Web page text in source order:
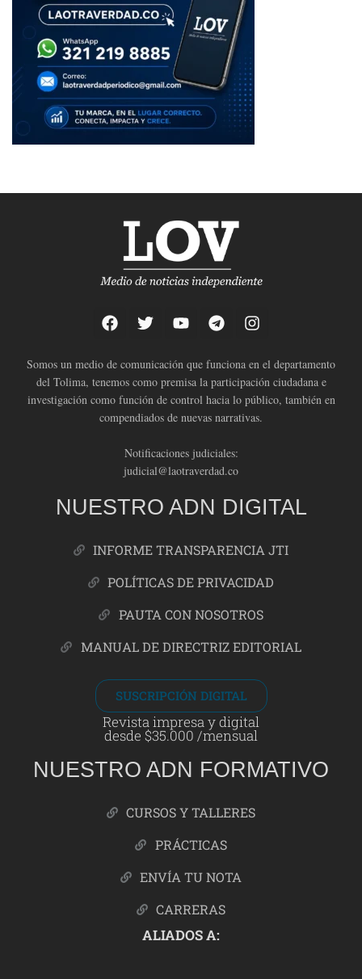
Somos un medio de comunicación que funciona en el departamento
del Tolima, tenemos como premisa la participación ciudadana e
investigación como función de control hacia lo público, también en
compendiados de nuevas narrativas.
Notificaciones judiciales:
judicial@laotraverdad.co
NUESTRO ADN DIGITAL
INFORME TRANSPARENCIA JTI
POLÍTICAS DE PRIVACIDAD
PAUTA CON NOSOTROS
MANUAL DE DIRECTRIZ EDITORIAL
SUSCRIPCIÓN DIGITAL
Revista impresa y digital
desde $35.000 /mensual
NUESTRO ADN FORMATIVO
CURSOS Y TALLERES
PRÁCTICAS
ENVÍA TU NOTA
CARRERAS
ALIADOS A: